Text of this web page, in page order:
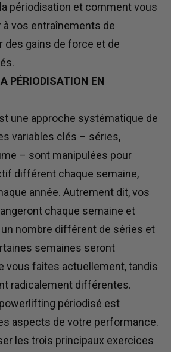
périodisation et comment vous
à vos entraînements de
des gains de force et de
PÉRIODISATION EN
une approche systématique de
variables clés – séries,
– sont manipulées pour
différent chaque semaine,
année. Autrement dit, vos
chaque semaine et
nombre différent de séries et
semaines seront
vous faites actuellement, tandis
radicalement différentes.
périodisé est
aspects de votre performance.
les trois principaux exercices